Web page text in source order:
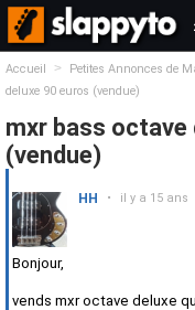
Accueil > Petites Annonces de
deluxe 90 euros (vendue)
mxr bass octave
(vendue)
HH • il y a 15 ans
Bonjour,
vends mxr octave deluxe